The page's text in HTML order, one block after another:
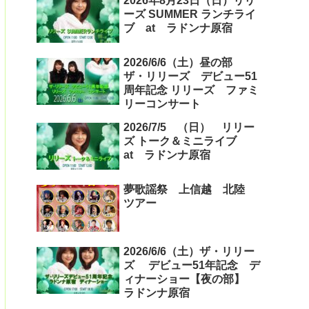
ーズ SUMMER ランチライ
ブ at ラドンナ原宿
2026/6/6（土）昼の部
ザ・リリーズ デビュー51
周年記念 リリーズ ファミ
リーコンサート
2026/7/5 （日） リリー
ズ トーク＆ミニライブ
at ラドンナ原宿
夢歌謡祭 上信越 北陸
ツアー
2026/6/6（土）ザ・リリー
ズ デビュー51年記念 デ
ィナーショー【夜の部】
ラドンナ原宿